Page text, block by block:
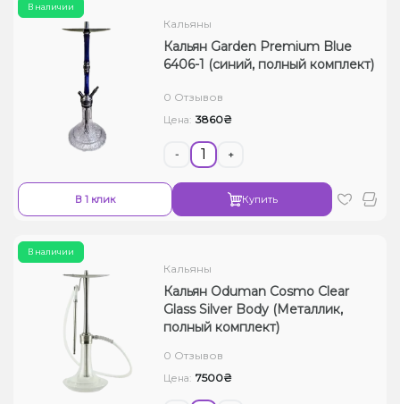
В наличии
Кальяны
Кальян Garden Premium Blue
6406-1 (синий, полный комплект)
0 Отзывов
Цена: 3860₴
- +
В 1 клик Купить
В наличии
Кальяны
Кальян Oduman Cosmo Clear
Glass Silver Body (Металлик,
полный комплект)
0 Отзывов
Цена: 7500₴